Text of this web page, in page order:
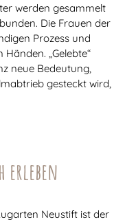
werden gesammelt
Die Frauen der
Prozess und
„Gelebte“
neue Bedeutung,
gesteckt wird,
erleben
Neustift ist der